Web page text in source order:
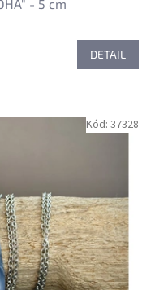
- 5 cm
DETAIL
Kód: 37328